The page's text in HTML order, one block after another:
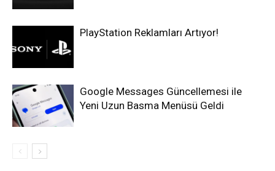
PlayStation Reklamları Artıyor!
Google Messages Güncellemesi ile
Yeni Uzun Basma Menüsü Geldi